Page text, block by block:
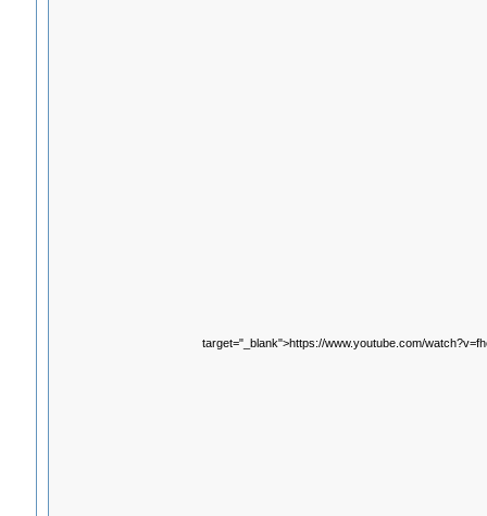
target="_blank">https://www.youtube.com/